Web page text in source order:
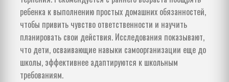
ребенка к выполнению простых домашних обязанностей,
чтобы привить чувство ответственности и научить
планировать свои действия. Исследования показывают,
что дети, осваивающие навыки самоорганизации еще до
школы, эффективнее адаптируются к школьным
требованиям.